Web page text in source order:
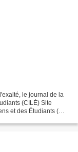
le journal de la
(CILÉ) Site
et des Étudiants (